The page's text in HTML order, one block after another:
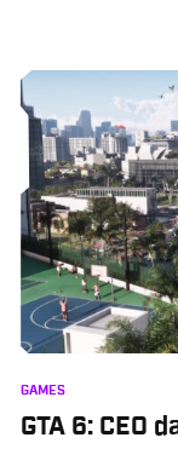
GAMES
GTA 6: CEO